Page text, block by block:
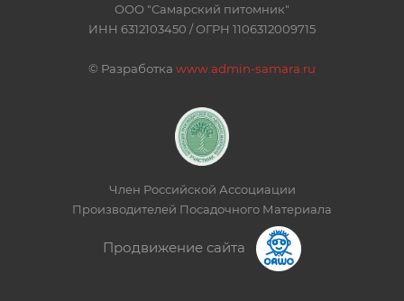
ООО "Самарский питомник"
ИНН 6312103450 / ОГРН 1106312009715
© Разработка www.admin-samara.ru
Член Российской Ассоциации
Производителей Посадочного Материала
Продвижение сайта